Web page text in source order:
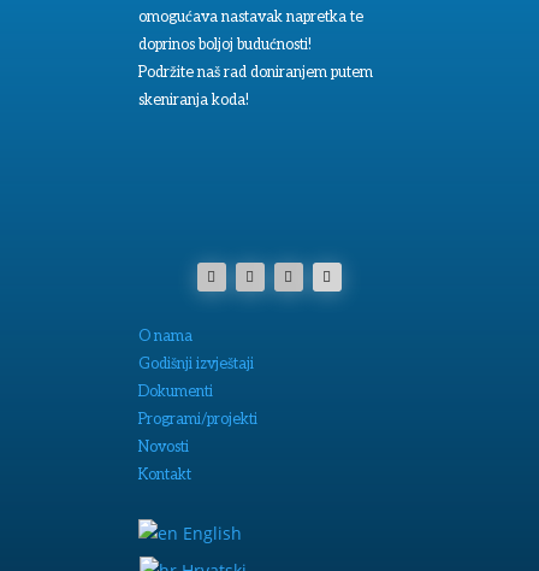
omogućava nastavak napretka te
doprinos boljoj budućnosti!
Podržite naš rad doniranjem putem
skeniranja koda!
O nama
Godišnji izvještaji
Dokumenti
Programi/projekti
Novosti
Kontakt
English